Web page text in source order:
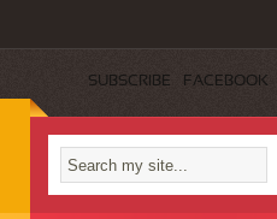
SUBSCRIBE FACEBOOK